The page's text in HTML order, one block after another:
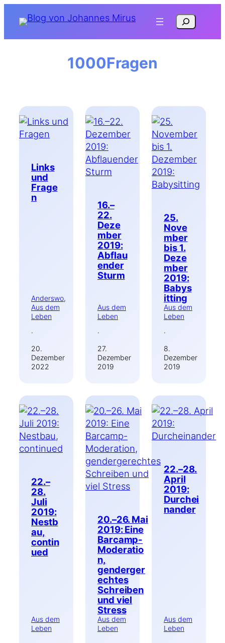
Inhalt
Suchen
1000Fragen
Links
und
Frage
n
Anderswo
Aus dem
Leben
·
20.
Dezember
2022
16.–
22.
Deze
mber
2019:
Abflau
ender
Sturm
Aus dem
Leben
·
27.
Dezember
2019
25.
Nove
mber
bis 1.
Deze
mber
2019:
Babys
itting
Aus dem
Leben
·
8.
Dezember
2019
22.–
28.
Juli
2019:
Nestb
au,
contin
ued
Aus dem
Leben
20.–26. Mai
2019: Eine
Barcamp-
Moderatio
n,
genderger
echtes
Schreiben
und viel
Stress
Aus dem
Leben
22.–28.
April
2019:
Durchei
nander
Aus dem
Leben